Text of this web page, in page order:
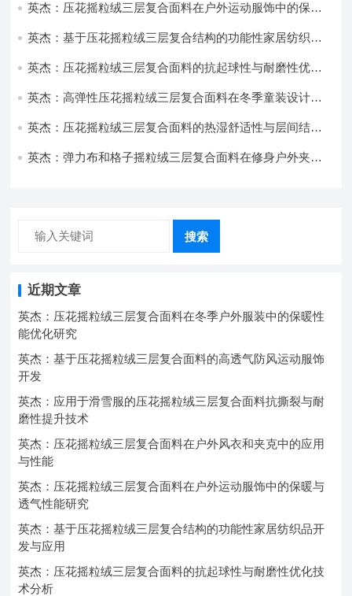
英杰：压花摇粒绒三层复合面料在户外运动服饰中的保暖
英杰：基于压花摇粒绒三层复合结构的功能性家居纺织品
英杰：压花摇粒绒三层复合面料的抗起球性与耐磨性优化
英杰：高弹性压花摇粒绒三层复合面料在冬季童装设计中
英杰：压花摇粒绒三层复合面料的热湿舒适性与层间结合
英杰：弹力布和格子摇粒绒三层复合面料在修身户外夹克
搜索
近期文章
英杰：压花摇粒绒三层复合面料在冬季户外服装中的保暖性
能优化研究
英杰：基于压花摇粒绒三层复合面料的高透气防风运动服饰
开发
英杰：应用于滑雪服的压花摇粒绒三层复合面料抗撕裂与耐
磨性提升技术
英杰：压花摇粒绒三层复合面料在户外风衣和夹克中的应用
与性能
英杰：压花摇粒绒三层复合面料在户外运动服饰中的保暖与
透气性能研究
英杰：基于压花摇粒绒三层复合结构的功能性家居纺织品开
发与应用
英杰：压花摇粒绒三层复合面料的抗起球性与耐磨性优化技
术分析